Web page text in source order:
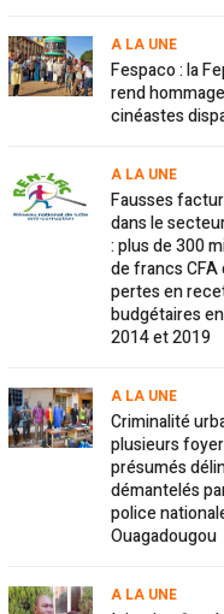
A LA UNE
Fespaco : la
rend
cinéastes
A LA UNE
Fausses
dans le
: plus de 300
de francs CFA
pertes en
budgétaires
2014 et 2019
A LA UNE
Criminalité
plusieurs
présumés
démantelés
police
Ouagadougou
A LA UNE